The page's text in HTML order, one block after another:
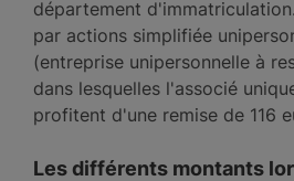
département
par actions simplifiée
(entreprise unipersonnelle à
dans lesquelles l'associé
profitent d'une remise de 116
Les différents montants